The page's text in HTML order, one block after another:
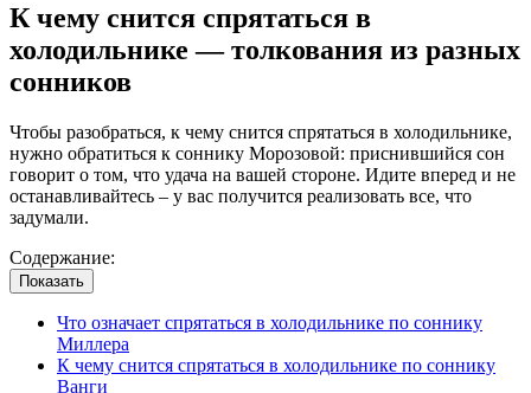
К чему снится спрятаться в
холодильнике — толкования из разных
сонников
Чтобы разобраться, к чему снится спрятаться в холодильнике,
нужно обратиться к соннику Морозовой: приснившийся сон
говорит о том, что удача на вашей стороне. Идите вперед и не
останавливайтесь – у вас получится реализовать все, что
задумали.
Содержание:
Показать
Что означает спрятаться в холодильнике по соннику
Миллера
К чему снится спрятаться в холодильнике по соннику
Ванги